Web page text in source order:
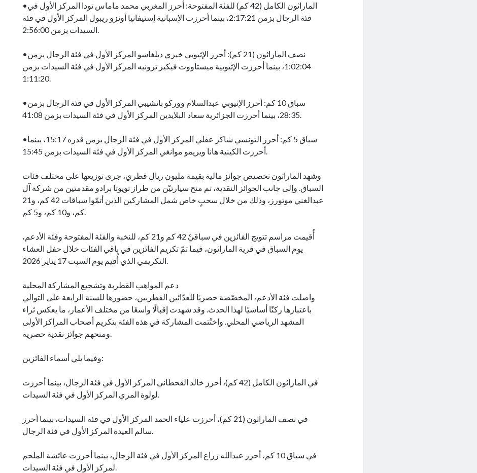
•الماراثون الكامل (42 كم) للفئة المفتوحة: أحرز المغربي محمد ماماس تودا المركز الأول في
فئة الرجال بزمن 2:17:21، بينما أحرزت الإسبانية إستيفانيا أونزو ريبول المركز الأول في فئة
السيدات بزمن 2:56:00.
•نصف الماراثون (21 كم): أحرز الإثيوبي خيري ديلغاسو المركز الأول في فئة الرجال بزمن
1:02:04، بينما أحرزت الإثيوبية ميستاووت فيكير ترونيه المركز الأول في فئة السيدات بزمن
1:11:20.
•سباق 10 كم: أحرز الإثيوبي عبدالسلام ووركو بانشيبي المركز الأول في فئة الرجال بزمن
28:35، بينما أحرزت الجزائرية سعاد البلايدين المركز الأول في فئة السيدات بزمن 41:08.
•سباق 5 كم: أحرز التونسي شاكر عفلي المركز الأول في فئة الرجال بزمن قدره 15:17، بينما
أحرزت الكينية هانا ويريمو موانغي المركز الأول في فئة السيدات بزمن 15:45.
وشهد الماراثون تخصيص جوائز مالية بقيمة مليون ريال قطري، جرى توزيعها على مختلف فئات
السباق. وإلى جانب الجوائز النقدية، تم منح سيارتيْن من طراز تويوتا برادو مقدمتين من شركة آل
عبدالغني موتورز، وذلك من خلال سحبٍ خاص شمل المشاركين الذين أتمّوا سباقات 42 كم، و21
كم، و10 كم، و5 كم.
أُقيمت مراسم تتويج الفائزين في سباقيْ 42 كم و21 كم، للنخبة والفئة المفتوحة وفئة الأدعم،
يوم السباق في قرية الماراثون، فيما تمّ تكريم الفائزين في باقي الفئات خلال حفل العشاء
التكريمي الذي أُقيم يوم السبت 17 يناير 2026.
دعم المواهب القطرية وتشجيع المشاركة المحلية
واصلت فئة الأدعم، المخصّصة حصريًا للعدّائين القطريين، حضورها للسنة الرابعة على التوالي
باعتبارها ركنًا أساسيًا لهذا الحدث. وقد شهدت إقبالًا واسعًا من مختلف الأعمار، ما يعكس ثراء
المشهد الرياضي المحلي. واختُتمت المشاركة في هذه الفئة بتكريم أصحاب المراكز الأولى
ومنحهم جوائز نقدية حصرية.
وفيما يلي أسماء الفائزين:
في الماراثون الكامل (42 كم)، أحرز خالد القحطاني المركز الأول في فئة الرجال، بينما أحرزت
لولوة المري المركز الأول في فئة السيدات.
في نصف الماراثون (21 كم)، أحرزت علياء الحمد المركز الأول في فئة السيدات، بينما أحرز
سالم العيدة المركز الأول في فئة الرجال.
في سباق 10 كم، أحرز عبدالله زراع المركز الأول في فئة الرجال، بينما أحرزت عائشة الملحم
لمركز الأول في فئة السيدات.